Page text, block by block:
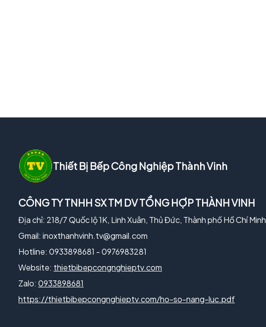
Thiết Bị Bếp Công Nghiệp Thành Vinh
CÔNG TY TNHH SX TM DV TỔNG HỢP THÀNH VINH
Địa chỉ: 218/7 Quốc lộ 1K, Linh Xuân, Thủ Đức, Thành phố Hồ Chí Minh
Gmail: inoxthanhvinh.tv@gmail.com
Hotline: 0933898681 - 0976983281
Website: thietbibepcongnghieptv.com
Zalo: 0933898681
https://thietbibepcongnghieptv.com/ho-so-nang-luc.pdf